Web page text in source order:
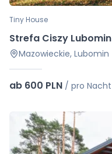
Tiny House
Strefa Ciszy Lubomin
Mazowieckie, Lubomin
ab 600 PLN / pro Nacht